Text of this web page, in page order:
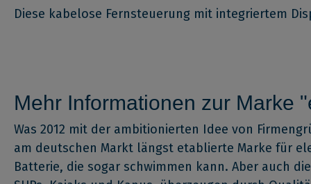
Diese kabelose Fernsteuerung mit integriertem
Mehr Informationen zur Marke
Was 2012 mit der ambitionierten Idee von
am deutschen Markt längst etablierte Marke für
Batterie, die sogar schwimmen kann. Aber auch